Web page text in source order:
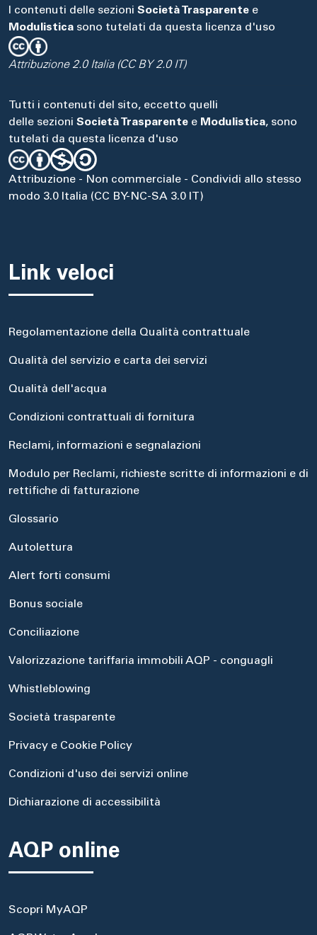
I contenuti delle sezioni Società Trasparente e
Modulistica sono tutelati da questa licenza d'uso
Attribuzione 2.0 Italia (CC BY 2.0 IT)
Tutti i contenuti del sito, eccetto quelli
delle sezioni Società Trasparente e Modulistica, sono
tutelati da questa licenza d'uso
Attribuzione - Non commerciale - Condividi allo stesso
modo 3.0 Italia (CC BY-NC-SA 3.0 IT)
Link veloci
Regolamentazione della Qualità contrattuale
Qualità del servizio e carta dei servizi
Qualità dell'acqua
Condizioni contrattuali di fornitura
Reclami, informazioni e segnalazioni
Modulo per Reclami, richieste scritte di informazioni e di
rettifiche di fatturazione
Glossario
Autolettura
Alert forti consumi
Bonus sociale
Conciliazione
Valorizzazione tariffaria immobili AQP - conguagli
Whistleblowing
Società trasparente
Privacy e Cookie Policy
Condizioni d'uso dei servizi online
Dichiarazione di accessibilità
AQP online
Scopri MyAQP